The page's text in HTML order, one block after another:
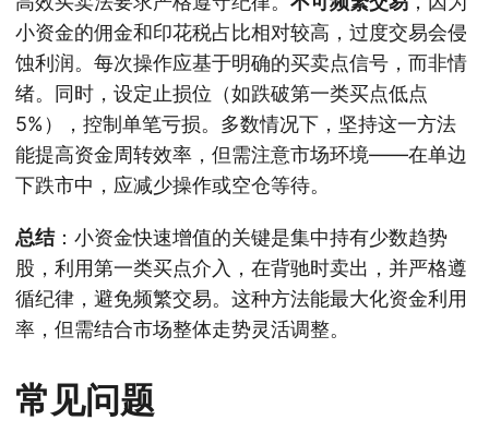
小资金的佣金和印花税占比相对较高，过度交易会侵
蚀利润。每次操作应基于明确的买卖点信号，而非情
绪。同时，设定止损位（如跌破第一类买点低点
5%），控制单笔亏损。多数情况下，坚持这一方法
能提高资金周转效率，但需注意市场环境——在单边
下跌市中，应减少操作或空仓等待。
总结：小资金快速增值的关键是集中持有少数趋势
股，利用第一类买点介入，在背驰时卖出，并严格遵
循纪律，避免频繁交易。这种方法能最大化资金利用
率，但需结合市场整体走势灵活调整。
常见问题